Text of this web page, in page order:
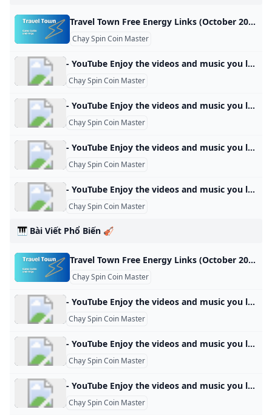
Travel Town Free Energy Links (October 2024) Find Travel Town free energy links, step-by-step collection guide, and tips to earn more energy in-game. Stay energized and enhance your gameplay today. Travel Town / By Simple Game Guide / October 24, 2024 October 24, 2024: 15 Energy Gift2. 15 Energy Gift1. 25 Energy GiftOctober 23, 2024: 15 Energy Gift1. 25 Energy GiftOctober 22, 2024: 15 Energy Gift2. 25 Energy Gift1. 25 Energy GiftOctober 21, 2024: 15 Energy Gift2. 15 Energy Gift1.
Chạy Spin Coin Master
- YouTube Enjoy the videos and music you love, upload original content, and share it all with friends, family, and the world on YouTube.
Chạy Spin Coin Master
- YouTube Enjoy the videos and music you love, upload original content, and share it all with friends, family, and the world on YouTube.
Chạy Spin Coin Master
- YouTube Enjoy the videos and music you love, upload original content, and share it all with friends, family, and the world on YouTube.
Chạy Spin Coin Master
- YouTube Enjoy the videos and music you love, upload original content, and share it all with friends, family, and the world on YouTube.
Chạy Spin Coin Master
🎹 Bài Viết Phổ Biến 🎻
Travel Town Free Energy Links (October 2024) Find Travel Town free energy links, step-by-step collection guide, and tips to earn more energy in-game. Stay energized and enhance your gameplay today. Travel Town / By Simple Game Guide / October 24, 2024 October 24, 2024: 15 Energy Gift2. 15 Energy Gift1. 25 Energy GiftOctober 23, 2024: 15 Energy Gift1. 25 Energy GiftOctober 22, 2024: 15 Energy Gift2. 25 Energy Gift1. 25 Energy GiftOctober 21, 2024: 15 Energy Gift2. 15 Energy Gift1.
Chạy Spin Coin Master
- YouTube Enjoy the videos and music you love, upload original content, and share it all with friends, family, and the world on YouTube.
Chạy Spin Coin Master
- YouTube Enjoy the videos and music you love, upload original content, and share it all with friends, family, and the world on YouTube.
Chạy Spin Coin Master
- YouTube Enjoy the videos and music you love, upload original content, and share it all with friends, family, and the world on YouTube.
Chạy Spin Coin Master